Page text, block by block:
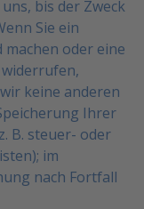
bis der Zweck
Sie ein
oder eine
keine anderen
Ihrer
B. steuer- oder
im
nach Fortfall